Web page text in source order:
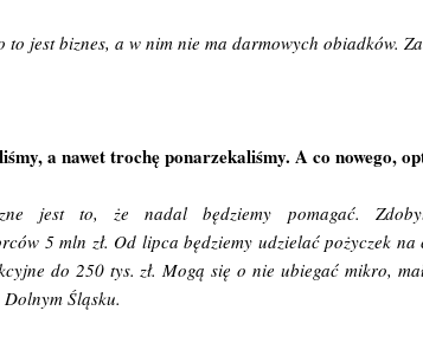
to jest biznes, a w nim nie ma darmowych obiadków.
a nawet trochę ponarzekaliśmy. A co nowego,
jest to, że nadal będziemy pomagać.
5 mln zł. Od lipca będziemy udzielać pożyczek
do 250 tys. zł. Mogą się o nie ubiegać mikro,
Śląsku.